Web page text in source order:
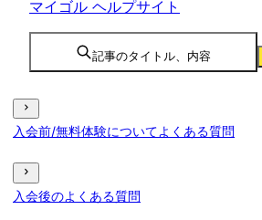
マイゴル ヘルプサイト
記事のタイトル、内容
入会前/無料体験についてよくある質問
入会後のよくある質問